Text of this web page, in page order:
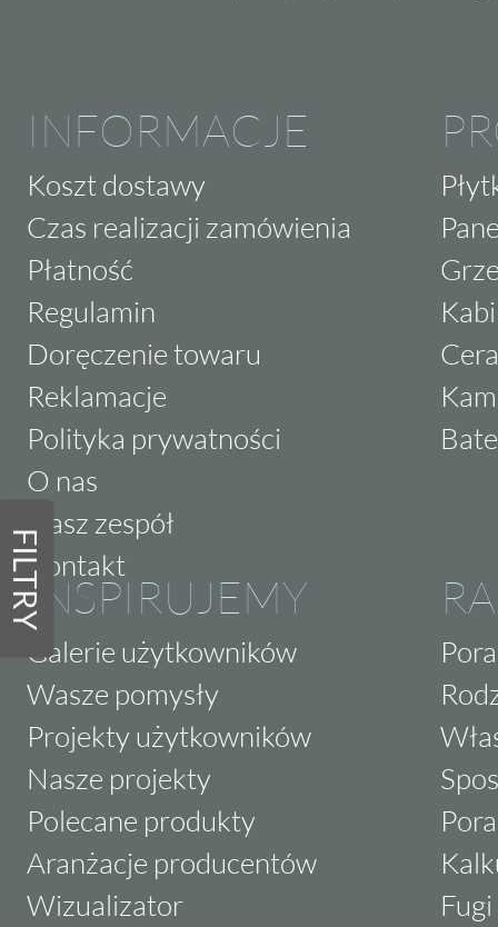
FILTRY
INFORMACJE
Koszt dostawy
Czas realizacji zamówienia
Płatność
Regulamin
Doręczenie towaru
Reklamacje
Polityka prywatności
O nas
Nasz zespół
Kontakt
INSPIRUJEMY
Galerie użytkowników
Wasze pomysły
Projekty użytkowników
Nasze projekty
Polecane produkty
Aranżacje producentów
Wizualizator